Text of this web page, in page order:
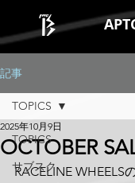
記事
TOPICS
サブスク
TOPICS
OCTOBER
2025年10月9日
RACELINE WHEELS